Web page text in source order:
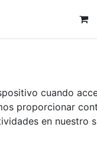
cuando
proporcionar
en nuestro